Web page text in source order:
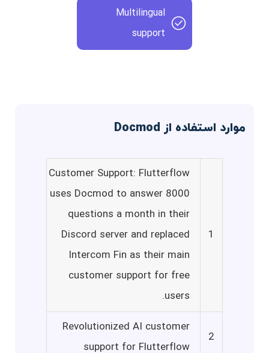
Multilingual
support
موارد استفاده از Docmod
1
Customer Support: Flutterflow
uses Docmod to answer 8000
questions a month in their
Discord server and replaced
Intercom Fin as their main
customer support for free
users.
2
Revolutionized AI customer
support for Flutterflow